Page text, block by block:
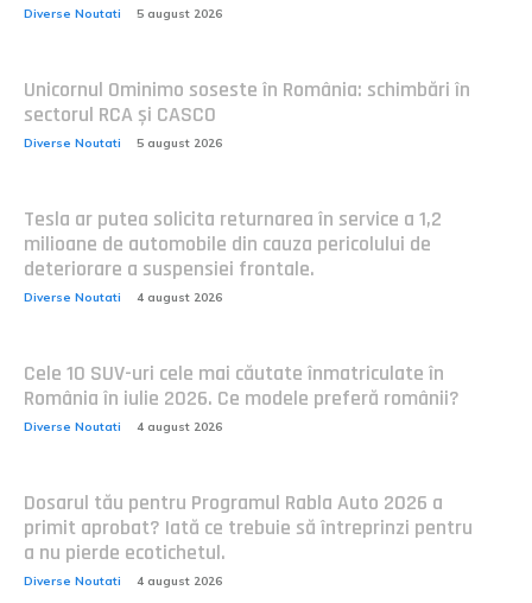
Diverse Noutati 5 august 2026
Unicornul Ominimo soseste în România: schimbări în
sectorul RCA și CASCO
Diverse Noutati 5 august 2026
Tesla ar putea solicita returnarea în service a 1,2
milioane de automobile din cauza pericolului de
deteriorare a suspensiei frontale.
Diverse Noutati 4 august 2026
Cele 10 SUV-uri cele mai căutate înmatriculate în
România în iulie 2026. Ce modele preferă românii?
Diverse Noutati 4 august 2026
Dosarul tău pentru Programul Rabla Auto 2026 a
primit aprobat? Iată ce trebuie să întreprinzi pentru
a nu pierde ecotichetul.
Diverse Noutati 4 august 2026